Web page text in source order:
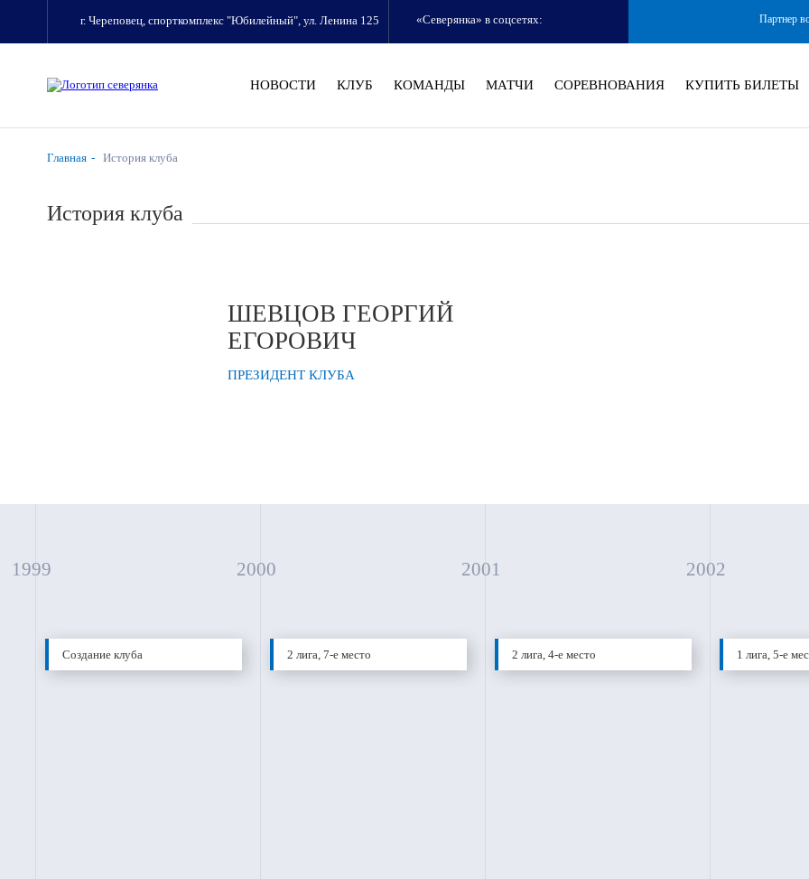
г. Череповец, спорткомплекс "Юбилейный", ул. Ленина 125 «Северянка» в соцсетях: Партнер
НОВОСТИ КЛУБ КОМАНДЫ МАТЧИ СОРЕВНОВАНИЯ КУПИТЬ БИЛЕТЫ
Главная История клуба
История клуба
ШЕВЦОВ ГЕОРГИЙ
ЕГОРОВИЧ
ПРЕЗИДЕНТ КЛУБА
1999
Создание клуба
2000
2 лига, 7-е место
2001
2 лига, 4-е место
2002
1 лига, 5-е